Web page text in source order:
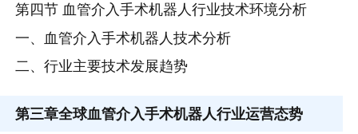
第四节 血管介入手术机器人行业技术环境分析
一、血管介入手术机器人技术分析
二、行业主要技术发展趋势
第三章全球血管介入手术机器人行业运营态势